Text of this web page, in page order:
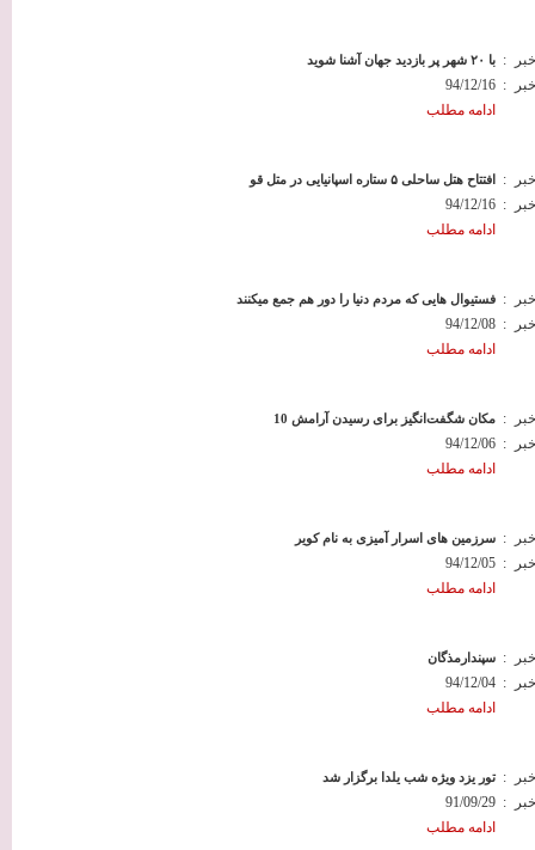
با ۲۰ شهر پر بازدید جهان آشنا شوید :
94/12/16 :
ادامه مطلب
افتتاح هتل ساحلی ۵ ستاره اسپانیایی در متل قو :
94/12/16 :
ادامه مطلب
فستیوال هایی که مردم دنیا را دور هم جمع میکنند :
94/12/08 :
ادامه مطلب
10 مکان شگفت‌انگیز برای رسیدن آرامش :
94/12/06 :
ادامه مطلب
سرزمین های اسرار آمیزی به نام کویر :
94/12/05 :
ادامه مطلب
سپندارمذگان :
94/12/04 :
ادامه مطلب
تور یزد ویژه شب یلدا برگزار شد :
91/09/29 :
ادامه مطلب